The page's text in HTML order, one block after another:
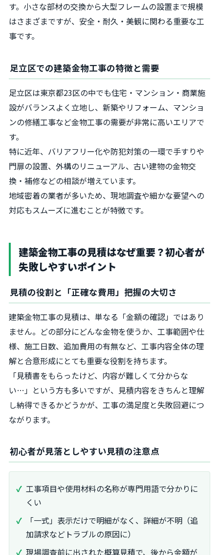
す。小さな部材の交換から大型フレームの設置まで規模
はさまざまですが、安全・耐久・美観に関わる重要な工
事です。
足立区での建築金物工事の特徴と需要
足立区は東京都23区の中でも住宅・マンション・商業施
設がバランスよく立地し、新築やリフォーム、マンショ
ンの修繕工事など金物工事の需要が非常に高いエリアで
す。
特に近年、バリアフリー化や防犯対策の一環で手すりや
門扉の設置、外構のリニューアル、古い建物の金物交
換・補修などの相談が増えています。
地域密着の業者が多いため、現地調査や細かな要望への
対応もスムーズに進むことが特徴です。
建築金物工事の見積はなぜ重要？初心者が
失敗しやすいポイント
見積の役割と「正確な費用」把握の大切さ
建築金物工事の見積は、単なる「金額の確認」ではあり
ません。どの部分にどんな金物を使うか、工事範囲や仕
様、施工日数、追加費用の有無など、工事内容全体の理
解と合意形成にとても重要な役割を持ちます。
「見積書をもらったけど、内容が難しくて分からな
い…」という方も多いですが、見積内容をきちんと理解
し納得できるかどうかが、工事の満足度と失敗回避につ
ながります。
初心者が見落としやすい見積の注意点
工事項目や使用材料の名称が専門用語で分かりに
くい
「一式」表示だけで明細がなく、詳細が不明（追
加請求などトラブルの原因に）
現場調査前に出された概算見積で、後から金額が